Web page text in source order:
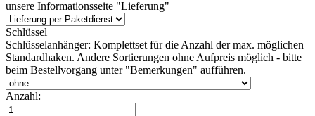
unsere Informationsseite "Lieferung"
Schlüssel
Schlüsselanhänger: Komplettset für die Anzahl der max. möglichen
Standardhaken. Andere Sortierungen ohne Aufpreis möglich - bitte
beim Bestellvorgang unter "Bemerkungen" aufführen.
Anzahl: